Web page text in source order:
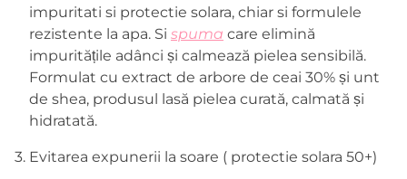
impuritati si protectie solara, chiar si formulele
rezistente la apa. Si spuma care elimină
impuritățile adânci și calmează pielea sensibilă.
Formulat cu extract de arbore de ceai 30% și unt
de shea, produsul lasă pielea curată, calmată și
hidratată.
3. Evitarea expunerii la soare ( protectie solara 50+)